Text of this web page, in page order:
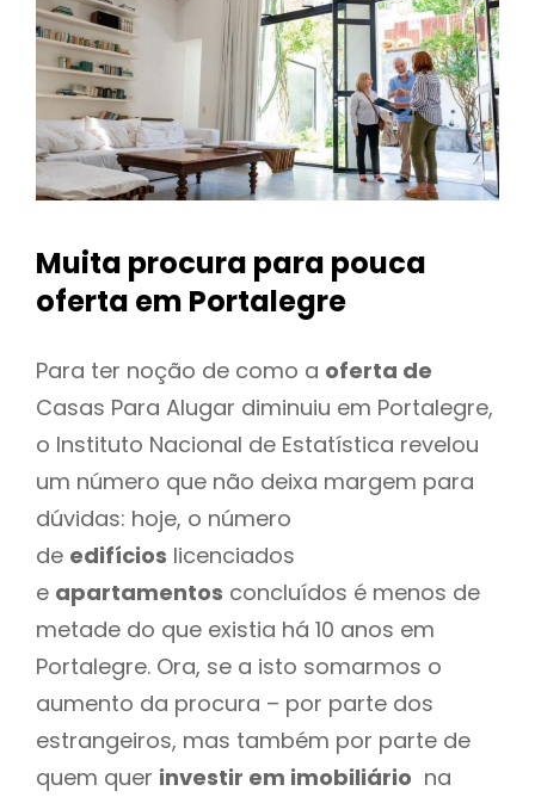
Muita procura para pouca
oferta em Portalegre
Para ter noção de como a oferta de
Casas Para Alugar diminuiu em Portalegre,
o Instituto Nacional de Estatística revelou
um número que não deixa margem para
dúvidas: hoje, o número
de edifícios licenciados
e apartamentos concluídos é menos de
metade do que existia há 10 anos em
Portalegre. Ora, se a isto somarmos o
aumento da procura – por parte dos
estrangeiros, mas também por parte de
quem quer investir em imobiliário na